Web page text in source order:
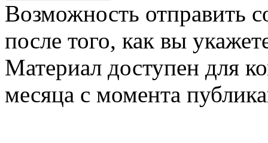
Возможность отправить
после того, как вы
Материал доступен для
месяца с момента